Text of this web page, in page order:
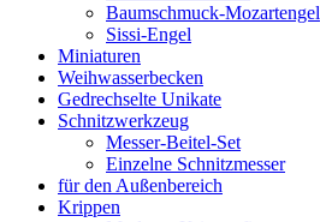
Baumschmuck-Mozartengel
Sissi-Engel
Miniaturen
Weihwasserbecken
Gedrechselte Unikate
Schnitzwerkzeug
Messer-Beitel-Set
Einzelne Schnitzmesser
für den Außenbereich
Krippen